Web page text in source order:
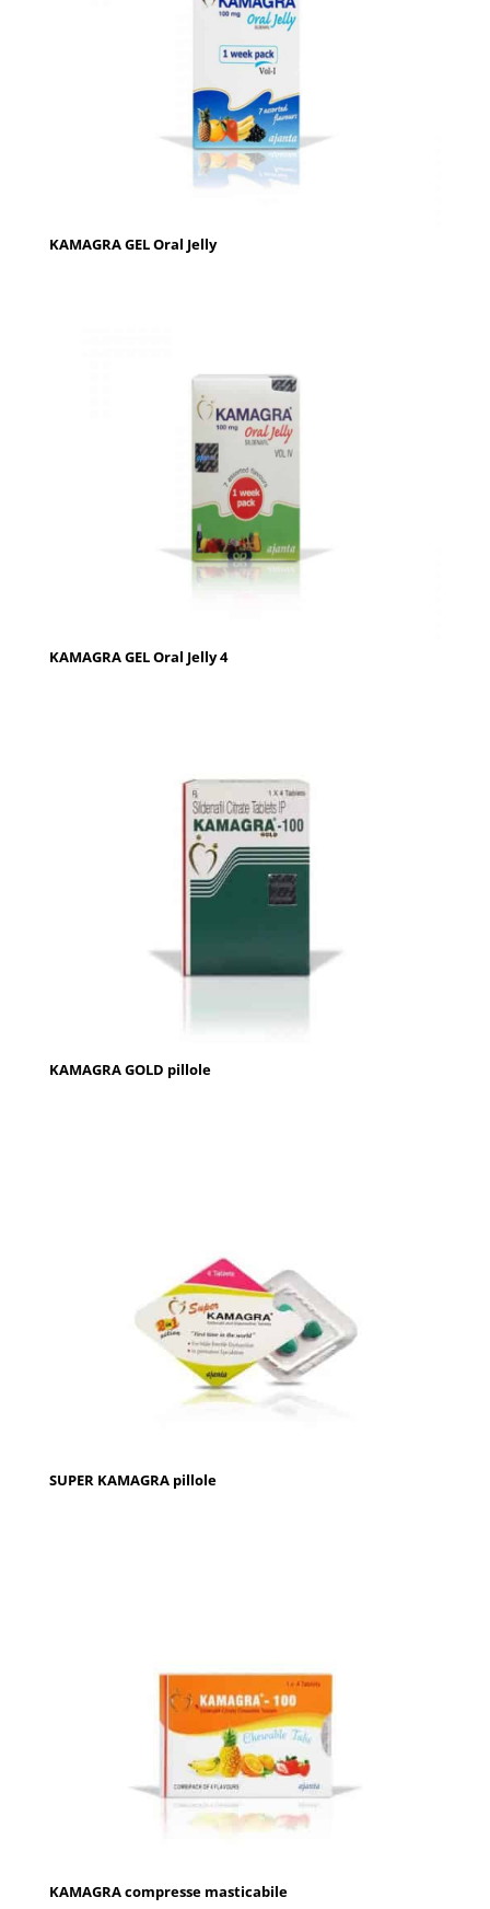
KAMAGRA GEL Oral Jelly
KAMAGRA GEL Oral Jelly 4
KAMAGRA GOLD pillole
SUPER KAMAGRA pillole
KAMAGRA compresse masticabile